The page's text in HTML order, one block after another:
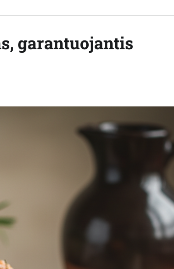
garantuojantis